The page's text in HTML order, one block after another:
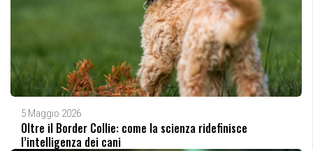
5 Maggio 2026
Oltre il Border Collie: come la scienza ridefinisce
l’intelligenza dei cani